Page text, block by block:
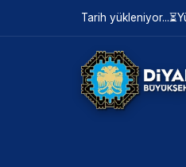
Tarih yükleniyor...⏳